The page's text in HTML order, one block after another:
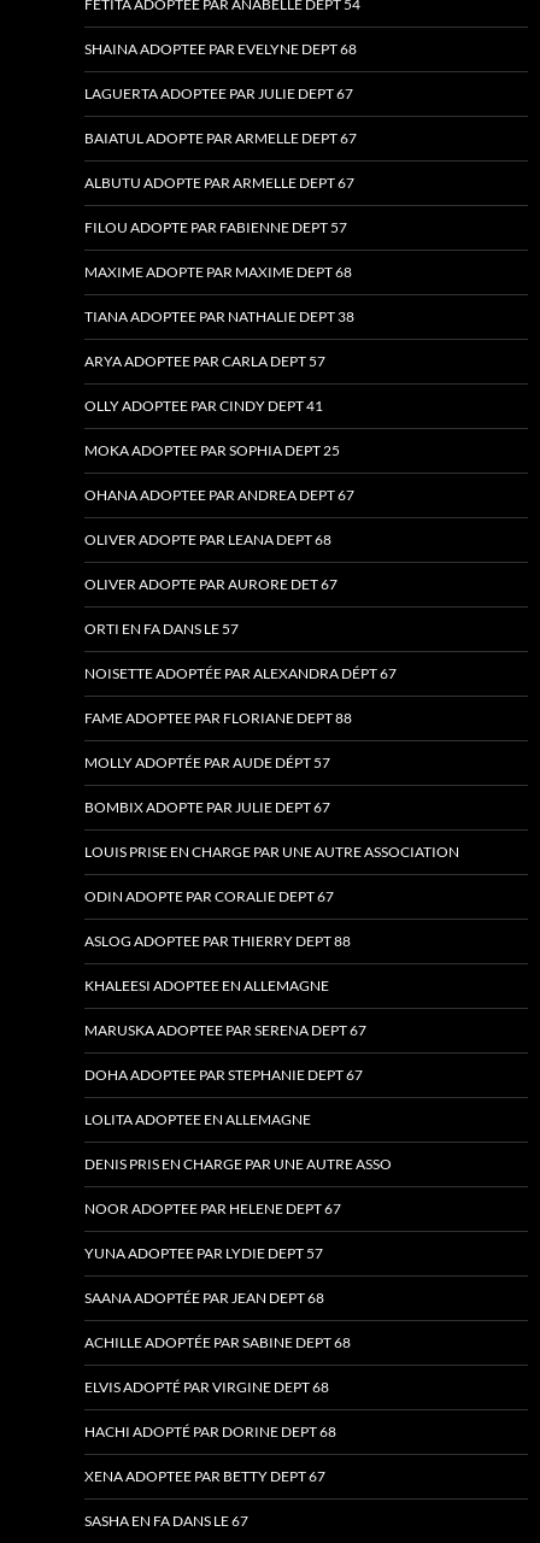
FETITA ADOPTEE PAR ANABELLE DEPT 54
SHAINA ADOPTEE PAR EVELYNE DEPT 68
LAGUERTA ADOPTEE PAR JULIE DEPT 67
BAIATUL ADOPTE PAR ARMELLE DEPT 67
ALBUTU ADOPTE PAR ARMELLE DEPT 67
FILOU ADOPTE PAR FABIENNE DEPT 57
MAXIME ADOPTE PAR MAXIME DEPT 68
TIANA ADOPTEE PAR NATHALIE DEPT 38
ARYA ADOPTEE PAR CARLA DEPT 57
OLLY ADOPTEE PAR CINDY DEPT 41
MOKA ADOPTEE PAR SOPHIA DEPT 25
OHANA ADOPTEE PAR ANDREA DEPT 67
OLIVER ADOPTE PAR LEANA DEPT 68
OLIVER ADOPTE PAR AURORE DET 67
ORTI EN FA DANS LE 57
NOISETTE ADOPTÉE PAR ALEXANDRA DÉPT 67
FAME ADOPTEE PAR FLORIANE DEPT 88
MOLLY ADOPTÉE PAR AUDE DÉPT 57
BOMBIX ADOPTE PAR JULIE DEPT 67
LOUIS PRISE EN CHARGE PAR UNE AUTRE ASSOCIATION
ODIN ADOPTE PAR CORALIE DEPT 67
ASLOG ADOPTEE PAR THIERRY DEPT 88
KHALEESI ADOPTEE EN ALLEMAGNE
MARUSKA ADOPTEE PAR SERENA DEPT 67
DOHA ADOPTEE PAR STEPHANIE DEPT 67
LOLITA ADOPTEE EN ALLEMAGNE
DENIS PRIS EN CHARGE PAR UNE AUTRE ASSO
NOOR ADOPTEE PAR HELENE DEPT 67
YUNA ADOPTEE PAR LYDIE DEPT 57
SAANA ADOPTÉE PAR JEAN DEPT 68
ACHILLE ADOPTÉE PAR SABINE DEPT 68
ELVIS ADOPTÉ PAR VIRGINE DEPT 68
HACHI ADOPTÉ PAR DORINE DEPT 68
XENA ADOPTEE PAR BETTY DEPT 67
SASHA EN FA DANS LE 67